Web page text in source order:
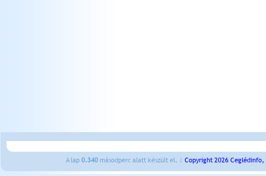
A lap 0.340 másodperc alatt készült el. | Copyright 2026